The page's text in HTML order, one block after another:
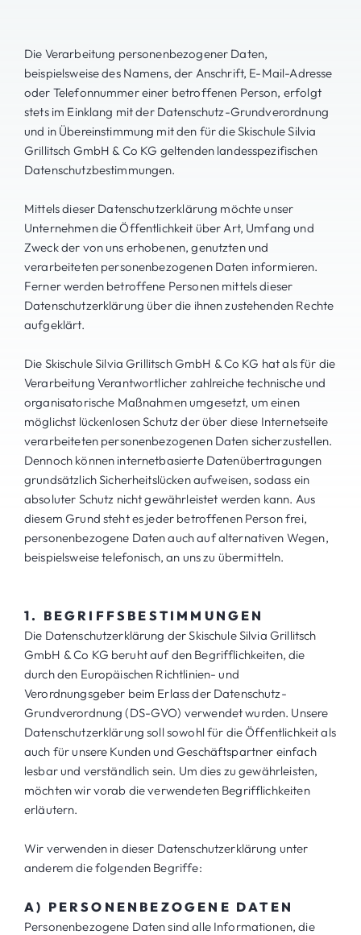
Die Verarbeitung personenbezogener Daten,
beispielsweise des Namens, der Anschrift, E-Mail-Adresse
oder Telefonnummer einer betroffenen Person, erfolgt
stets im Einklang mit der Datenschutz-Grundverordnung
und in Übereinstimmung mit den für die Skischule Silvia
Grillitsch GmbH & Co KG geltenden landesspezifischen
Datenschutzbestimmungen.
Mittels dieser Datenschutzerklärung möchte unser
Unternehmen die Öffentlichkeit über Art, Umfang und
Zweck der von uns erhobenen, genutzten und
verarbeiteten personenbezogenen Daten informieren.
Ferner werden betroffene Personen mittels dieser
Datenschutzerklärung über die ihnen zustehenden Rechte
aufgeklärt.
Die Skischule Silvia Grillitsch GmbH & Co KG hat als für die
Verarbeitung Verantwortlicher zahlreiche technische und
organisatorische Maßnahmen umgesetzt, um einen
möglichst lückenlosen Schutz der über diese Internetseite
verarbeiteten personenbezogenen Daten sicherzustellen.
Dennoch können internetbasierte Datenübertragungen
grundsätzlich Sicherheitslücken aufweisen, sodass ein
absoluter Schutz nicht gewährleistet werden kann. Aus
diesem Grund steht es jeder betroffenen Person frei,
personenbezogene Daten auch auf alternativen Wegen,
beispielsweise telefonisch, an uns zu übermitteln.
1. BEGRIFFSBESTIMMUNGEN
Die Datenschutzerklärung der Skischule Silvia Grillitsch
GmbH & Co KG beruht auf den Begrifflichkeiten, die
durch den Europäischen Richtlinien- und
Verordnungsgeber beim Erlass der Datenschutz-
Grundverordnung (DS-GVO) verwendet wurden. Unsere
Datenschutzerklärung soll sowohl für die Öffentlichkeit als
auch für unsere Kunden und Geschäftspartner einfach
lesbar und verständlich sein. Um dies zu gewährleisten,
möchten wir vorab die verwendeten Begrifflichkeiten
erläutern.
Wir verwenden in dieser Datenschutzerklärung unter
anderem die folgenden Begriffe:
A) PERSONENBEZOGENE DATEN
Personenbezogene Daten sind alle Informationen, die